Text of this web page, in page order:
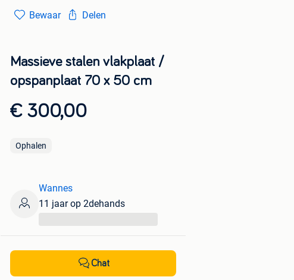
Bewaar Delen
Massieve stalen vlakplaat /
opspanplaat 70 x 50 cm
€ 300,00
Ophalen
Wannes
11 jaar op 2dehands
Chat